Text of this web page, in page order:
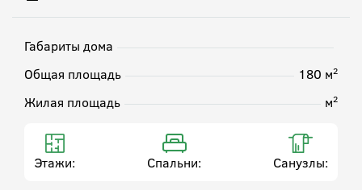
Габариты дома
Общая площадь
180 м2
Жилая площадь м2
Этажи: Спальни: Санузлы: